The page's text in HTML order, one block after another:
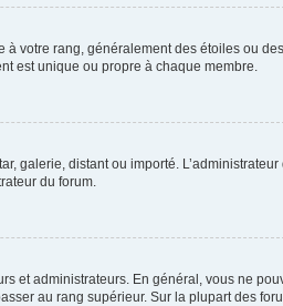
à votre rang, généralement des étoiles ou
est unique ou propre à chaque membre.
galerie, distant ou importé. L’administrateur
du forum.
et administrateurs. En général, vous ne
au rang supérieur. Sur la plupart des